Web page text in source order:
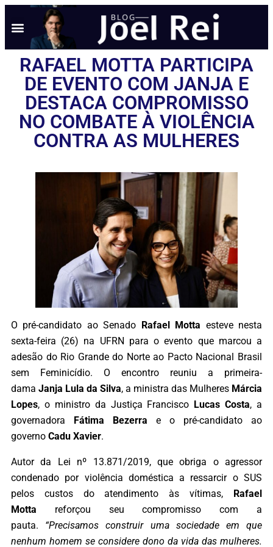
RAFAEL MOTTA PARTICIPA
DE EVENTO COM JANJA E
DESTACA COMPROMISSO
NO COMBATE À VIOLÊNCIA
CONTRA AS MULHERES
O pré-candidato ao Senado Rafael Motta esteve nesta
sexta-feira (26) na UFRN para o evento que marcou a
adesão do Rio Grande do Norte ao Pacto Nacional Brasil
sem Feminicídio. O encontro reuniu a primeira-
dama Janja Lula da Silva, a ministra das Mulheres Márcia
Lopes, o ministro da Justiça Francisco Lucas Costa, a
governadora Fátima Bezerra e o pré-candidato ao
governo Cadu Xavier.
Autor da Lei nº 13.871/2019, que obriga o agressor
condenado por violência doméstica a ressarcir o SUS
pelos custos do atendimento às vítimas,
Rafael
Motta reforçou seu compromisso com a
pauta. “Precisamos construir uma sociedade em que
nenhum homem se considere dono da vida das mulheres.